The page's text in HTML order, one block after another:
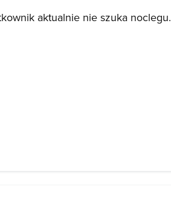
aktualnie nie szuka noclegu.